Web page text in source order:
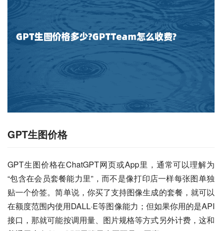
GPT生图价格
GPT生图价格在ChatGPT网页或App里，通常可以理解为
“包含在会员套餐能力里”，而不是像打印店一样每张图单独
贴一个价签。简单说，你买了支持图像生成的套餐，就可以
在额度范围内使用DALL·E等图像能力；但如果你用的是API
接口，那就可能按调用量、图片规格等方式另外计费，这和